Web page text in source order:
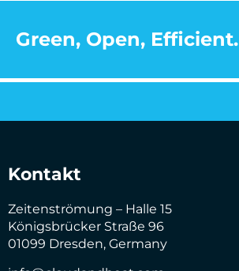
Green, Open, Efficient.
Kontakt
Zeitenströmung – Halle 15
Königsbrücker Straße 96
01099 Dresden, Germany